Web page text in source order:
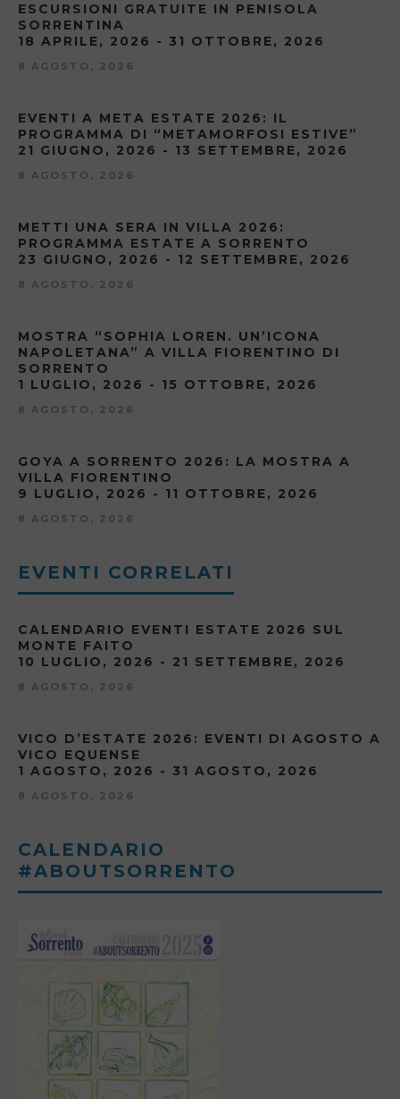
ESCURSIONI GRATUITE IN PENISOLA
SORRENTINA
18 APRILE, 2026 - 31 OTTOBRE, 2026
8 AGOSTO, 2026
EVENTI A META ESTATE 2026: IL
PROGRAMMA DI “METAMORFOSI ESTIVE”
21 GIUGNO, 2026 - 13 SETTEMBRE, 2026
8 AGOSTO, 2026
METTI UNA SERA IN VILLA 2026:
PROGRAMMA ESTATE A SORRENTO
23 GIUGNO, 2026 - 12 SETTEMBRE, 2026
8 AGOSTO, 2026
MOSTRA “SOPHIA LOREN. UN’ICONA
NAPOLETANA” A VILLA FIORENTINO DI
SORRENTO
1 LUGLIO, 2026 - 15 OTTOBRE, 2026
8 AGOSTO, 2026
GOYA A SORRENTO 2026: LA MOSTRA A
VILLA FIORENTINO
9 LUGLIO, 2026 - 11 OTTOBRE, 2026
8 AGOSTO, 2026
EVENTI CORRELATI
CALENDARIO EVENTI ESTATE 2026 SUL
MONTE FAITO
10 LUGLIO, 2026 - 21 SETTEMBRE, 2026
8 AGOSTO, 2026
VICO D’ESTATE 2026: EVENTI DI AGOSTO A
VICO EQUENSE
1 AGOSTO, 2026 - 31 AGOSTO, 2026
8 AGOSTO, 2026
CALENDARIO
#ABOUTSORRENTO